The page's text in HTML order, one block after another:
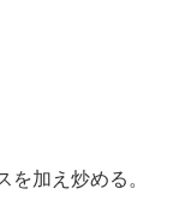
加え炒める。